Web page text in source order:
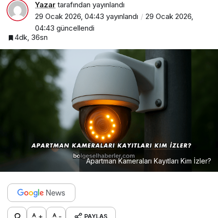
Yazar tarafından yayınlandı
29 Ocak 2026, 04:43 yayınlandı
29 Ocak 2026,
04:43 güncellendi
4dk, 36sn
Apartman Kameraları Kayıtları Kim İzler?
PAYLAŞ